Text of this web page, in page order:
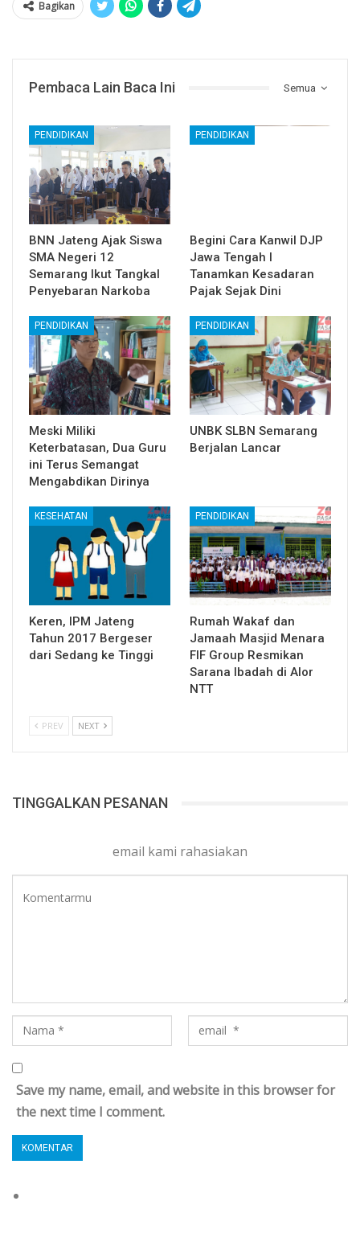
Bagikan
Semua
Pembaca Lain Baca Ini
PENDIDIKAN
BNN Jateng Ajak Siswa
SMA Negeri 12
Semarang Ikut Tangkal
Penyebaran Narkoba
PENDIDIKAN
Begini Cara Kanwil DJP
Jawa Tengah I
Tanamkan Kesadaran
Pajak Sejak Dini
PENDIDIKAN
Meski Miliki
Keterbatasan, Dua Guru
ini Terus Semangat
Mengabdikan Dirinya
PENDIDIKAN
UNBK SLBN Semarang
Berjalan Lancar
KESEHATAN
Keren, IPM Jateng
Tahun 2017 Bergeser
dari Sedang ke Tinggi
PENDIDIKAN
Rumah Wakaf dan
Jamaah Masjid Menara
FIF Group Resmikan
Sarana Ibadah di Alor
NTT
PREV NEXT
TINGGALKAN PESANAN
email kami rahasiakan
Save my name, email, and website in this browser for
the next time I comment.